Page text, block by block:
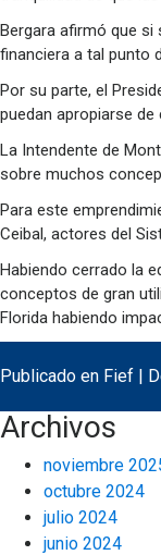
Bergara afirmó que si
financiera a tal punto
Por su parte, el
puedan apropiarse
La Intendente de
sobre muchos
Para este
Ceibal, actores del
Habiendo cerrado la
conceptos de gran
Florida habiendo
Publicado en Fief |
Archivos
noviembre
octubre 2024
julio 2024
junio 2024